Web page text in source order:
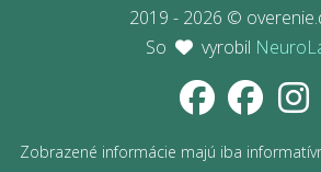
2019 - 2026 ©
So
vyrobil
Zobrazené informácie majú iba